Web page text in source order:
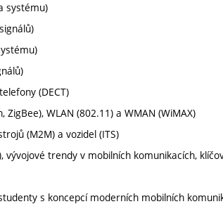
systému)
(DECT)
ZigBee), WLAN (802.11) a WMAN (WiMAX)
(M2M) a vozidel (ITS)
vývojové trendy v mobilních komunikacích,
s koncepcí moderních mobilních